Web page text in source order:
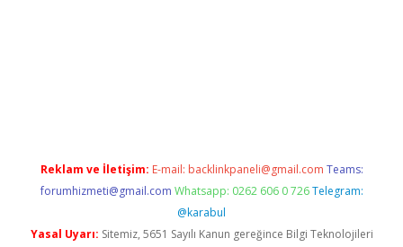
Reklam ve İletişim: E-mail: backlinkpaneli@gmail.com Teams:
forumhizmeti@gmail.com Whatsapp: 0262 606 0 726 Telegram:
@karabul
Yasal Uyarı: Sitemiz, 5651 Sayılı Kanun gereğince Bilgi Teknolojileri